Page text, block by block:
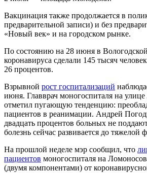
Вакцинация также продолжается в
предварительной записи) и без
«Новый век» и на городском рынке.
По состоянию на 28 июня в
коронавируса сделали 145 тысяч
26 процентов.
Взрывной рост госпитализаций
июня. Главврач моногоспиталя на
отметил пугающую тенденцию:
пациентов в реанимации. Андрей
двадцать процентов больных не
болезнь сейчас развивается до тяжелой
На прошлой неделе мэр сообщил, что
пациентов моногоспиталя на
(двумя компонентами) от